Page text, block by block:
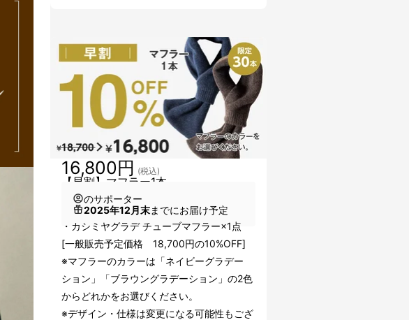
【早割】マフラー1本
16,800円 (税込)
のサポーター
2025年12月末までにお届け予定
・カシミヤグラデ チューブマフラー×1点
[一般販売予定価格 18,700円の10%OFF]
※マフラーのカラーは「ネイビーグラデー
ション」「ブラウングラデーション」の2色
からどれかをお選びください。
※デザイン・仕様は変更になる可能性もござ